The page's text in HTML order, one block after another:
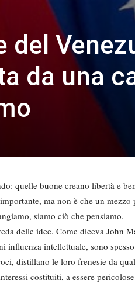
del
da una
quelle buone creano libertà e
ma non è che un
siamo ciò che pensiamo.
delle idee. Come diceva John
influenza intellettuale, sono
distillano le loro frenesie da
costituiti, a essere